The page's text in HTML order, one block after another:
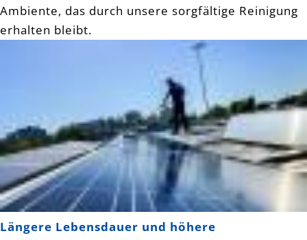
Ambiente, das durch unsere sorgfältige Reinigung
erhalten bleibt.
Längere Lebensdauer und höhere